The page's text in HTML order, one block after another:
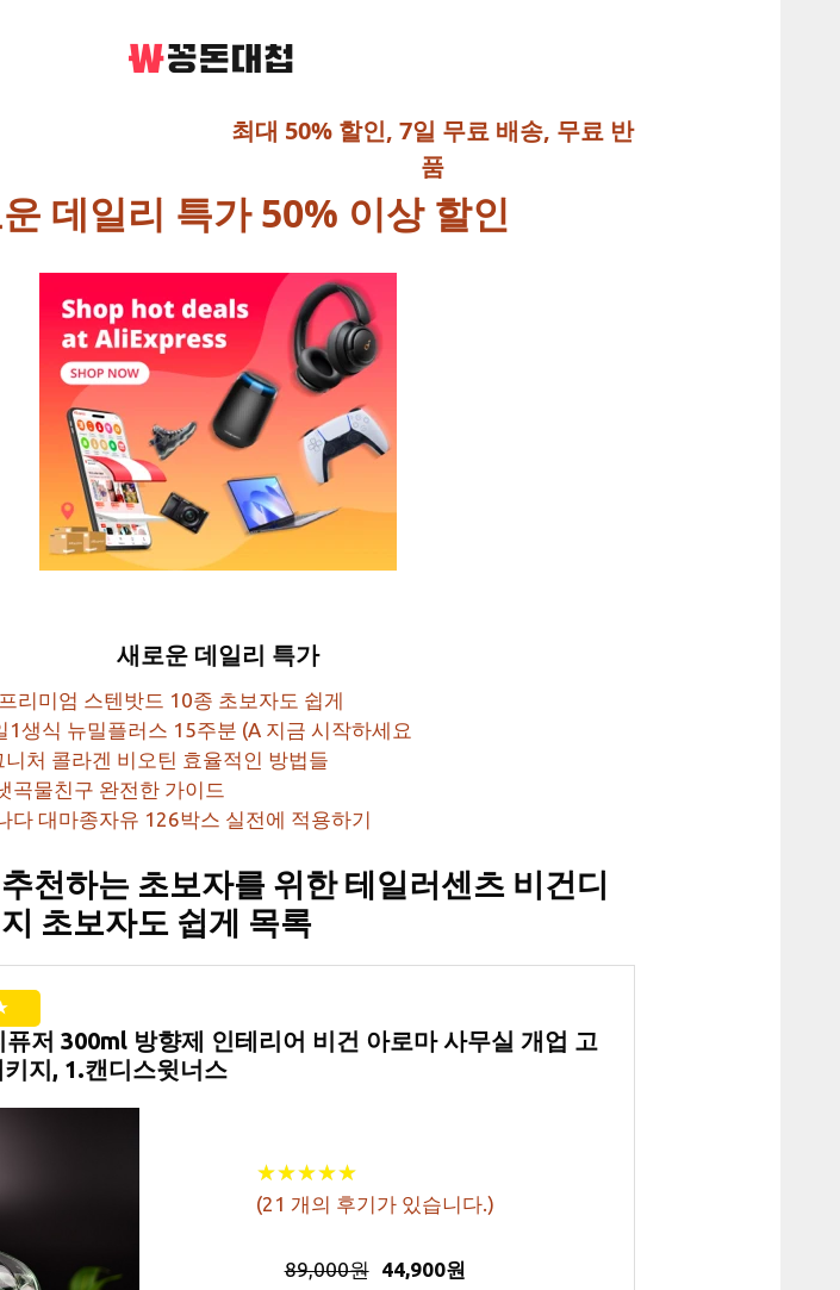
최대 50% 할인, 7일 무료 배송, 무료 반
품
데일리 특가 50% 이상 할인
새로운 데일리 특가
리미엄 스텐밧드 10종 초보자도 쉽게
1생식 뉴밀플러스 15주분 (A 지금 시작하세요
처 콜라겐 비오틴 효율적인 방법들
곡물친구 완전한 가이드
다 대마종자유 126박스 실전에 적용하기
천하는 초보자를 위한 테일러센츠 비건디
초보자도 쉽게 목록
저 300ml 방향제 인테리어 비건 아로마 사무실 개업 고
지, 1.캔디스윗너스
★★★★★
★★★★★
(21 개의 후기가 있습니다.)
89,000원 44,900원